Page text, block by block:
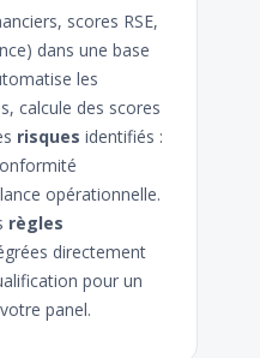
scores RSE,
dans une base
les
calcule des scores
risques identifiés :
opérationnelle.
règles
directement
pour un
panel.